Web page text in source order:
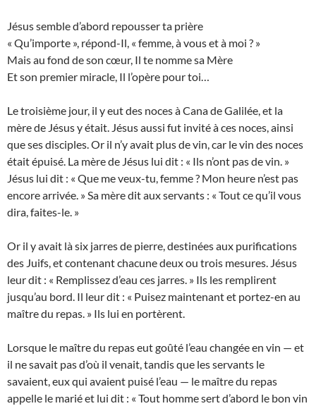
Jésus semble d’abord repousser ta prière
« Qu’importe », répond-Il, « femme, à vous et à moi ? »
Mais au fond de son cœur, Il te nomme sa Mère
Et son premier miracle, Il l’opère pour toi…
Le troisième jour, il y eut des noces à Cana de Galilée, et la
mère de Jésus y était. Jésus aussi fut invité à ces noces, ainsi
que ses disciples. Or il n’y avait plus de vin, car le vin des noces
était épuisé. La mère de Jésus lui dit : « Ils n’ont pas de vin. »
Jésus lui dit : « Que me veux-tu, femme ? Mon heure n’est pas
encore arrivée. » Sa mère dit aux servants : « Tout ce qu’il vous
dira, faites-le. »
Or il y avait là six jarres de pierre, destinées aux purifications
des Juifs, et contenant chacune deux ou trois mesures. Jésus
leur dit : « Remplissez d’eau ces jarres. » Ils les remplirent
jusqu’au bord. Il leur dit : « Puisez maintenant et portez-en au
maître du repas. » Ils lui en portèrent.
Lorsque le maître du repas eut goûté l’eau changée en vin — et
il ne savait pas d’où il venait, tandis que les servants le
savaient, eux qui avaient puisé l’eau — le maître du repas
appelle le marié et lui dit : « Tout homme sert d’abord le bon vin